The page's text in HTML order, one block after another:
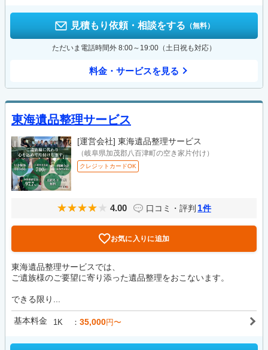
見積もり依頼・相談をする （無料）
ただいま電話時間外 8:00～19:00（土日祝も対応）
料金・サービスを見る
東海遺品整理サービス
[運営会社] 東海遺品整理サービス
（岐阜県加茂郡八百津町の空き家片付け）
クレジットカードOK
4.00 口コミ・評判 1件
お気に入りに追加
東海遺品整理サービスでは、
ご遺族様のご要望に寄り添った遺品整理をおこないます。
できる限り...
基本料金 1K 35,000円〜